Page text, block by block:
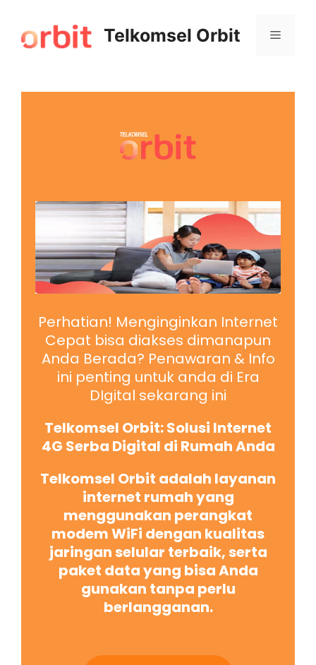
Telkomsel Orbit
Perhatian! Menginginkan Internet
Cepat bisa diakses dimanapun
Anda Berada? Penawaran & Info
ini penting untuk anda di Era
DIgital sekarang ini
Telkomsel Orbit: Solusi Internet
4G Serba Digital di Rumah Anda
Telkomsel Orbit adalah layanan
internet rumah yang
menggunakan perangkat
modem WiFi dengan kualitas
jaringan selular terbaik, serta
paket data yang bisa Anda
gunakan tanpa perlu
berlangganan.